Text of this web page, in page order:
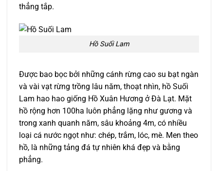
thẳng tắp.
Hồ Suối Lam
Được bao bọc bởi những cánh rừng cao su bạt ngàn
và vài vạt rừng trồng lâu năm, thoạt nhìn, hồ Suối
Lam hao hao giống Hồ Xuân Hương ở Đà Lạt. Mặt
hồ rộng hơn 100ha luôn phẳng lặng như gương và
trong xanh quanh năm, sâu khoảng 4m, có nhiều
loại cá nước ngọt như: chép, trắm, lóc, mè. Men theo
hồ, là những tảng đá tự nhiên khá đẹp và bằng
phẳng.